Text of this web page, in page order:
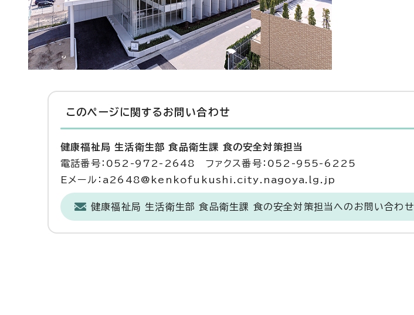
このページに関する お問い合わせ
健康福祉局 生活衛生部 食品衛生課 食の安全対策担当
電話番号：052-972-2648 ファクス番号：052-955-6225
Eメール：a2648@kenkofukushi.city.nagoya.lg.jp
健康福祉局 生活衛生部 食品衛生課 食の安全対策担当へのお問い合わせ